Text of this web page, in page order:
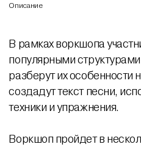
Описание
В рамках воркшопа
популярными
разберут их особенности
создадут текст песни,
техники и упражнения.
Воркшоп пройдет в